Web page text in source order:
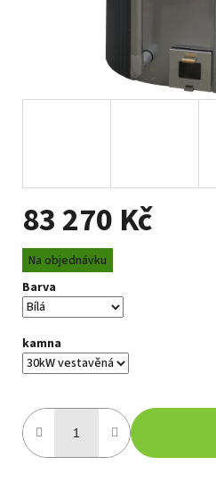
83 270 Kč
Měrná
cena:
Na objednávku
Barva
kamna